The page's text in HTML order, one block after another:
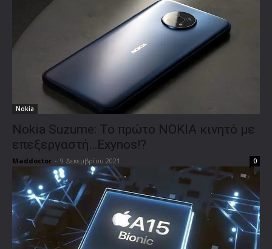
Nokia
Nokia Suzume: Το πρώτο ΝΟΚΙΑ κινητό με
επεξεργαστή…Exynos!?
Maddoctor - 9 Δεκεμβρίου 2021 0